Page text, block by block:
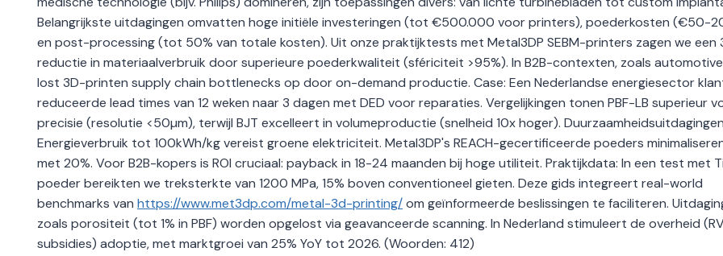
Belangrijkste uitdagingen omvatten hoge initiële investeringen (tot €500.000 voor printers), poederkosten (€50-
en post-processing (tot 50% van totale kosten). Uit onze praktijktests met Metal3DP SEBM-printers zagen we een
reductie in materiaalverbruik door superieure poederkwaliteit (sfériciteit >95%). In B2B-contexten, zoals automotive
lost 3D-printen supply chain bottlenecks op door on-demand productie. Case: Een Nederlandse energiesector
reduceerde lead times van 12 weken naar 3 dagen met DED voor reparaties. Vergelijkingen tonen PBF-LB superieur
precisie (resolutie <50µm), terwijl BJT excelleert in volumeproductie (snelheid 10x hoger).
Energieverbruik tot 100kWh/kg vereist groene elektriciteit. Metal3DP's REACH-gecertificeerde poeders
met 20%. Voor B2B-kopers is ROI cruciaal: payback in 18-24 maanden bij hoge utiliteit. Praktijkdata: In een test met
poeder bereikten we treksterkte van 1200 MPa, 15% boven conventioneel gieten. Deze gids integreert real-world
benchmarks van https://www.met3dp.com/metal-3d-printing/om geïnformeerde beslissingen te faciliteren.
zoals porositeit (tot 1% in PBF) worden opgelost via geavanceerde scanning. In Nederland stimuleert de overheid
subsidies) adoptie, met marktgroei van 25% YoY tot 2026. (Woorden: 412)